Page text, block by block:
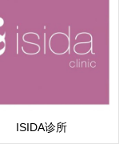
ISIDA诊所